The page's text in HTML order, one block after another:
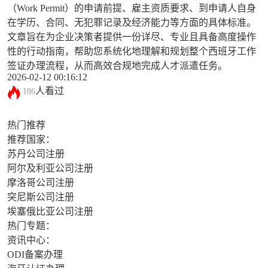
（Work Permit）的申请前提、雇主资质要求、到申请人自身
在学历、合同、无犯罪记录及经济能力等方面的具体标准。
文章旨在为企业决策者提供一份详尽、专业且具备高度操作
性的行动指南，帮助您系统化地理解和规划整个西班牙工作
签证办理流程，从而高效合规地完成人才派遣任务。
2026-02-12 00:16:12
186人看过
热门推荐
推荐国家：
苏丹公司注册
阿尔及利亚公司注册
摩洛哥公司注册
突尼斯公司注册
埃塞俄比亚公司注册
热门专题：
资讯中心：
ODI备案办理